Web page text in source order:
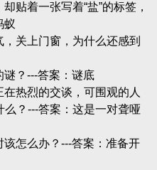
贴着一张写着“盐”的标签，
蚁
关上门窗，为什么还感到
？---答案：谜底
热烈的交谈，可围观的人
？---答案：这是一对聋哑
怎么办？---答案：准备开